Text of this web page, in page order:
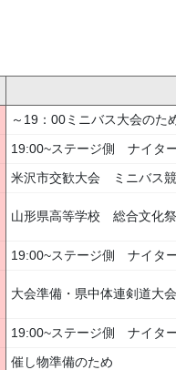
～19：00ミニバス大会のた
19:00~ステージ側 ナイタ
米沢市交歓大会 ミニバス
山形県高等学校 総合文化
19:00~ステージ側 ナイタ
大会準備・県中体連剣道大
19:00~ステージ側 ナイタ
催し物準備のため